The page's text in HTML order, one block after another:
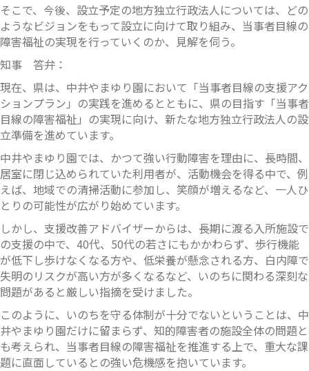
そこで、今後、設立予定の地方独立行政法人については、どの
ようなビジョンをもって設立に向けて取り組み、当事者目線の
障害福祉の実現を行っていくのか、見解を伺う。
知事 答弁：
現在、県は、中井やまゆり園において「当事者目線の支援アク
ションプラン」の実践を進めるとともに、県の目指す「当事者
目線の障害福祉」の実現に向け、新たな地方独立行政法人の設
立準備を進めています。
中井やまゆり園では、かつて強い行動障害を理由に、長時間、
居室に閉じ込められていた利用者が、活動機会を得る中で、例
えば、地域での清掃活動に参加し、笑顔が増えるなど、一人ひ
とりの可能性が広がり始めています。
しかし、支援改善アドバイザーからは、長期に渡る入所施設で
の支援の中で、40代、50代の若さにもかかわらず、歩行機能
が低下し歩けなくなる方や、低栄養が懸念される方、白内障で
失明のリスクが高い方が多くなるなど、いのちに関わる深刻な
問題があると厳しい指摘を受けました。
このように、いのちを守る体制が十分でないということは、中
井やまゆり園だけに留まらず、知的障害者の施設全体の問題と
も考えられ、当事者目線の障害福祉を推進する上で、重大な課
題に直面しているとの強い危機感を抱いています。